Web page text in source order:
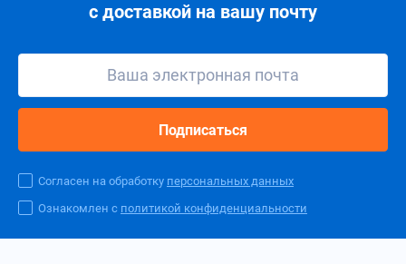
с доставкой на вашу почту
Подписаться
Согласен на обработку персональных данных
Ознакомлен с политикой конфиденциальности